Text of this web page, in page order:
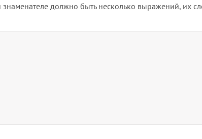
знаменателе должно быть несколько выражений, их